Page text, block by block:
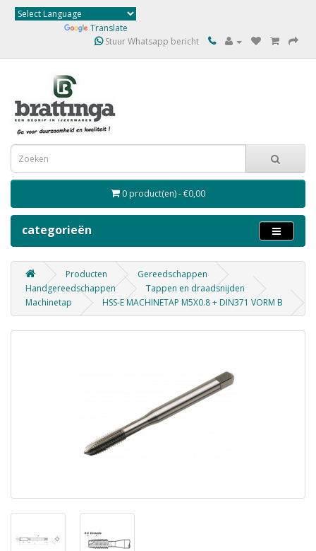
Translate
Stuur Whatsapp bericht
0 product(en) - €0,00
categorieën
Producten
Gereedschappen
Handgereedschappen
Tappen en draadsnijden
Machinetap
HSS-E MACHINETAP M5X0.8 + DIN371 VORM B